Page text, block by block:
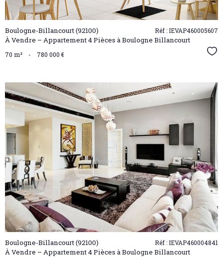
Boulogne-Billancourt (92100)
À Vendre – Appartement 4 Pièces à Boulogne Billancourt
Réf : IEVAP460005607
70 m² - 780 000 €
VOIR LE
BIEN
Boulogne-Billancourt (92100)
À Vendre – Appartement 4 Pièces à Boulogne Billancourt
Réf : IEVAP460004841